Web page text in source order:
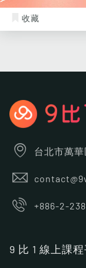
收藏
台北市萬華
+886-2-
9 比 1 線上課程